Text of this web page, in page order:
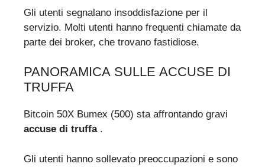
Gli utenti segnalano insoddisfazione per il
servizio. Molti utenti hanno frequenti chiamate da
parte dei broker, che trovano fastidiose.
PANORAMICA SULLE ACCUSE DI
TRUFFA
Bitcoin 50X Bumex (500) sta affrontando gravi
accuse di truffa.
Gli utenti hanno sollevato preoccupazioni e sono